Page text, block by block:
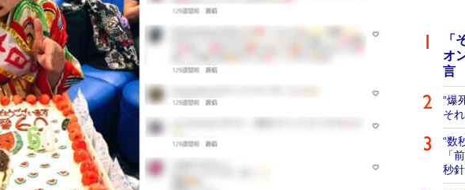
「
オ
言
“爆
そ
“数
「
秒